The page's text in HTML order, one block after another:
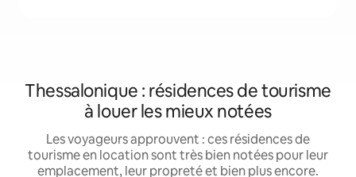
Thessalonique : résidences de tourisme
à louer les mieux notées
Les voyageurs approuvent : ces résidences de
tourisme en location sont très bien notées pour leur
emplacement, leur propreté et bien plus encore.